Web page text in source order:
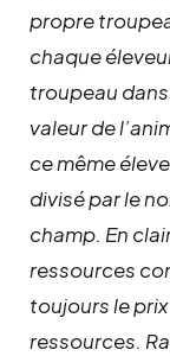
propre
chaque
troupeau
valeur de
ce même
divisé par le
champ. En
ressources
toujours le
ressources.